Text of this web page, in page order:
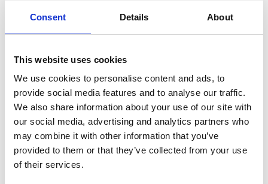
Consent Details About
This website uses cookies
We use cookies to personalise content and ads, to
provide social media features and to analyse our traffic.
We also share information about your use of our site with
our social media, advertising and analytics partners who
may combine it with other information that you’ve
provided to them or that they’ve collected from your use
of their services.
SOPRANO
MEZZOSOPRANO
PIANOFORTE
Anna Toccafondi